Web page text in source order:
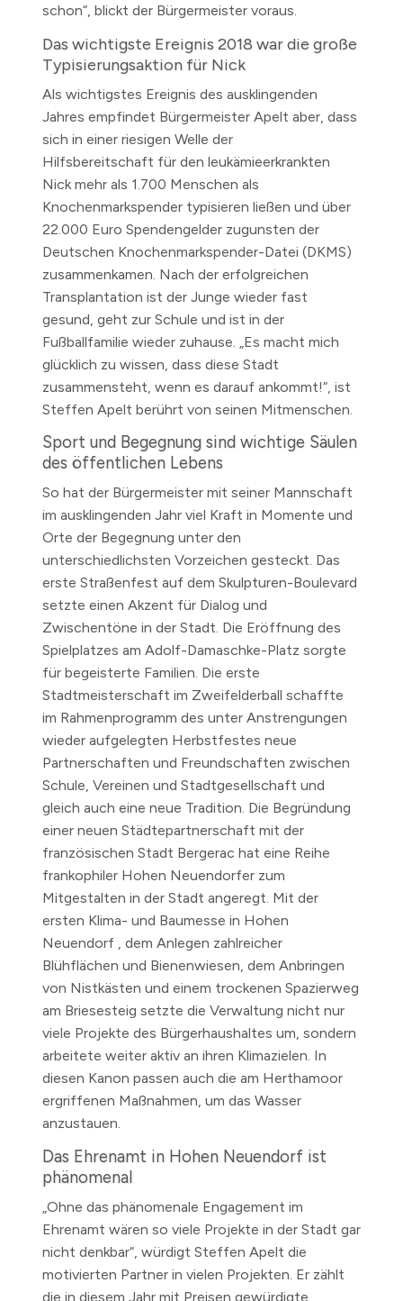
schon“, blickt der Bürgermeister voraus.
Das wichtigste Ereignis 2018 war die große
Typisierungsaktion für Nick
Als wichtigstes Ereignis des ausklingenden
Jahres empfindet Bürgermeister Apelt aber, dass
sich in einer riesigen Welle der
Hilfsbereitschaft für den leukämieerkrankten
Nick mehr als 1.700 Menschen als
Knochenmarkspender typisieren ließen und über
22.000 Euro Spendengelder zugunsten der
Deutschen Knochenmarkspender-Datei (DKMS)
zusammenkamen. Nach der erfolgreichen
Transplantation ist der Junge wieder fast
gesund, geht zur Schule und ist in der
Fußballfamilie wieder zuhause. „Es macht mich
glücklich zu wissen, dass diese Stadt
zusammensteht, wenn es darauf ankommt!“, ist
Steffen Apelt berührt von seinen Mitmenschen.
Sport und Begegnung sind wichtige Säulen
des öffentlichen Lebens
So hat der Bürgermeister mit seiner Mannschaft
im ausklingenden Jahr viel Kraft in Momente und
Orte der Begegnung unter den
unterschiedlichsten Vorzeichen gesteckt. Das
erste Straßenfest auf dem Skulpturen-Boulevard
setzte einen Akzent für Dialog und
Zwischentöne in der Stadt. Die Eröffnung des
Spielplatzes am Adolf-Damaschke-Platz sorgte
für begeisterte Familien. Die erste
Stadtmeisterschaft im Zweifelderball schaffte
im Rahmenprogramm des unter Anstrengungen
wieder aufgelegten Herbstfestes neue
Partnerschaften und Freundschaften zwischen
Schule, Vereinen und Stadtgesellschaft und
gleich auch eine neue Tradition. Die Begründung
einer neuen Städtepartnerschaft mit der
französischen Stadt Bergerac hat eine Reihe
frankophiler Hohen Neuendorfer zum
Mitgestalten in der Stadt angeregt. Mit der
ersten Klima- und Baumesse in Hohen
Neuendorf , dem Anlegen zahlreicher
Blühflächen und Bienenwiesen, dem Anbringen
von Nistkästen und einem trockenen Spazierweg
am Briesesteig setzte die Verwaltung nicht nur
viele Projekte des Bürgerhaushaltes um, sondern
arbeitete weiter aktiv an ihren Klimazielen. In
diesen Kanon passen auch die am Herthamoor
ergriffenen Maßnahmen, um das Wasser
anzustauen.
Das Ehrenamt in Hohen Neuendorf ist
phänomenal
„Ohne das phänomenale Engagement im
Ehrenamt wären so viele Projekte in der Stadt gar
nicht denkbar“, würdigt Steffen Apelt die
motivierten Partner in vielen Projekten. Er zählt
die in diesem Jahr mit Preisen gewürdigte